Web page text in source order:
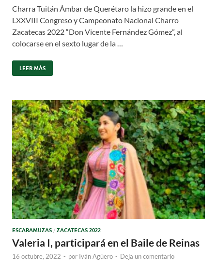
Charra Tuitán Ámbar de Querétaro la hizo grande en el
LXXVIII Congreso y Campeonato Nacional Charro
Zacatecas 2022 “Don Vicente Fernández Gómez”, al
colocarse en el sexto lugar de la …
LEER MÁS
ESCARAMUZAS / ZACATECAS 2022
Valeria I, participará en el Baile de Reinas
16 octubre, 2022 - por Iván Agüero - Deja un comentario